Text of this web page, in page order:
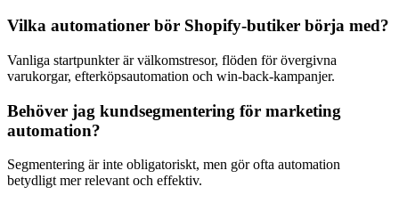
Vilka automationer bör Shopify-butiker börja med?
Vanliga startpunkter är välkomstresor, flöden för övergivna
varukorgar, efterköpsautomation och win-back-kampanjer.
Behöver jag kundsegmentering för marketing
automation?
Segmentering är inte obligatoriskt, men gör ofta automation
betydligt mer relevant och effektiv.